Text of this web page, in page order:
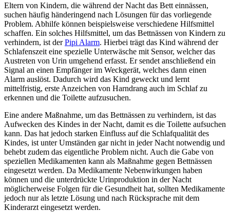
Eltern von Kindern, die während der Nacht das Bett einnässen,
suchen häufig händeringend nach Lösungen für das vorliegende
Problem. Abhilfe können beispielsweise verschiedene Hilfsmittel
schaffen. Ein solches Hilfsmittel, um das Bettnässen von Kindern zu
verhindern, ist derPipi Alarm. Hierbei trägt das Kind während der
Schlafenszeit eine spezielle Unterwäsche mit Sensor, welcher das
Austreten von Urin umgehend erfasst. Er sendet anschließend ein
Signal an einen Empfänger im Weckgerät, welches dann einen
Alarm auslöst. Dadurch wird das Kind geweckt und lernt
mittelfristig, erste Anzeichen von Harndrang auch im Schlaf zu
erkennen und die Toilette aufzusuchen.
Eine andere Maßnahme, um das Bettnässen zu verhindern, ist das
Aufwecken des Kindes in der Nacht, damit es die Toilette aufsuchen
kann. Das hat jedoch starken Einfluss auf die Schlafqualität des
Kindes, ist unter Umständen gar nicht in jeder Nacht notwendig und
behebt zudem das eigentliche Problem nicht. Auch die Gabe von
speziellen Medikamenten kann als Maßnahme gegen Bettnässen
eingesetzt werden. Da Medikamente Nebenwirkungen haben
können und die unterdrückte Urinproduktion in der Nacht
möglicherweise Folgen für die Gesundheit hat, sollten Medikamente
jedoch nur als letzte Lösung und nach Rücksprache mit dem
Kinderarzt eingesetzt werden.